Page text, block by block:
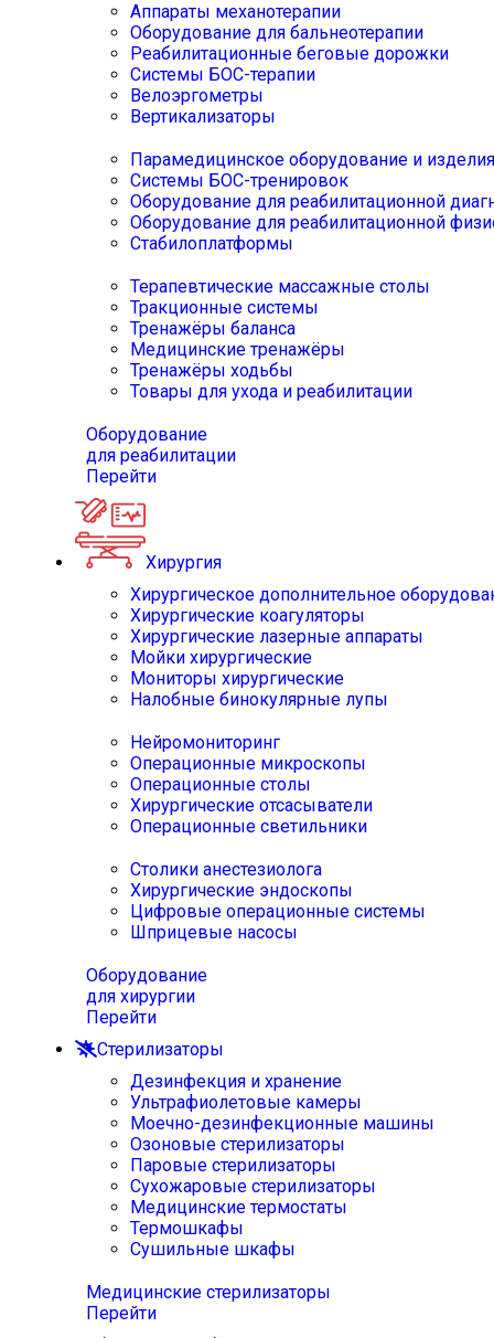
Аппараты механотерапии
Оборудование для бальнеотерапии
Реабилитационные беговые дорожки
Системы БОС-терапии
Велоэргометры
Вертикализаторы
Парамедицинское оборудование и изделия
Системы БОС-тренировок
Оборудование для реабилитационной
Оборудование для реабилитационной
Стабилоплатформы
Терапевтические массажные столы
Тракционные системы
Тренажёры баланса
Медицинские тренажёры
Тренажёры ходьбы
Товары для ухода и реабилитации
Оборудование
для реабилитации
Перейти
Хирургия
Хирургическое дополнительное
Хирургические коагуляторы
Хирургические лазерные аппараты
Мойки хирургические
Мониторы хирургические
Налобные бинокулярные лупы
Нейромониторинг
Операционные микроскопы
Операционные столы
Хирургические отсасыватели
Операционные светильники
Столики анестезиолога
Хирургические эндоскопы
Цифровые операционные системы
Шприцевые насосы
Оборудование
для хирургии
Перейти
Стерилизаторы
Дезинфекция и хранение
Ультрафиолетовые камеры
Моечно-дезинфекционные машины
Озоновые стерилизаторы
Паровые стерилизаторы
Сухожаровые стерилизаторы
Медицинские термостаты
Термошкафы
Сушильные шкафы
Медицинские стерилизаторы
Перейти